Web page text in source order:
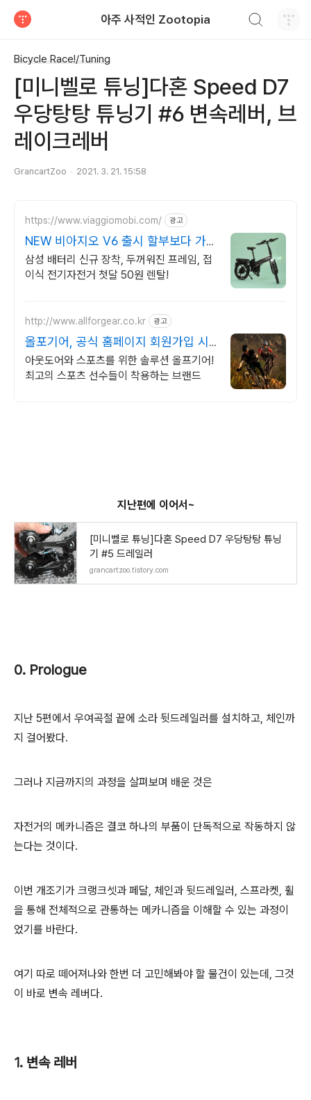
아주 사적인 Zootopia
Bicycle Race!/Tuning
[미니벨로 튜닝]다혼 Speed D7
우당탕탕 튜닝기 #6 변속레버, 브
레이크레버
GrancartZoo 2021. 3. 21. 15:58
https://www.viaggiomobi.com/ 광고
NEW 비아지오 V6 출시 할부보다 가
뿐하게 자전거마련
삼성 배터리 신규 장착, 두꺼워진 프레임, 접
이식 전기자전거 첫달 50원 렌탈!
http://www.allforgear.co.kr 광고
올포기어, 공식 홈페이지 회원가입 시
10% 할인
아웃도어와 스포츠를 위한 솔루션 올프기어!
최고의 스포츠 선수들이 착용하는 브랜드
지난편에 이어서~
[미니벨로 튜닝]다혼 Speed D7 우당탕탕 튜닝
기 #5 드레일러
grancartzoo.tistory.com
0. Prologue
지난 5편에서 우여곡절 끝에 소라 뒷드레일러를 설치하고, 체인까
지 걸어봤다.
그러나 지금까지의 과정을 살펴보며 배운 것은
자전거의 메카니즘은 결코 하나의 부품이 단독적으로 작동하지 않
는다는 것이다.
이번 개조기가 크랭크셋과 페달, 체인과 뒷드레일러, 스프라켓, 휠
을 통해 전체적으로 관통하는 메카니즘을 이해할 수 있는 과정이
었기를 바란다.
여기 따로 떼어져나와 한번 더 고민해봐야 할 물건이 있는데, 그것
이 바로 변속 레버다.
1. 변속 레버